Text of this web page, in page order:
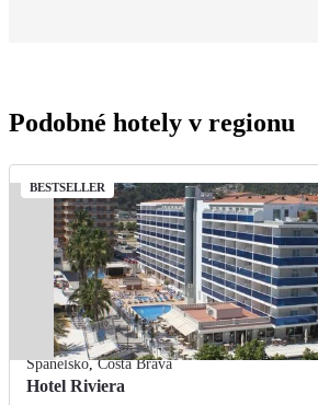
Podobné hotely v regionu
BESTSELLER
Španělsko,Costa Brava
Hotel Riviera